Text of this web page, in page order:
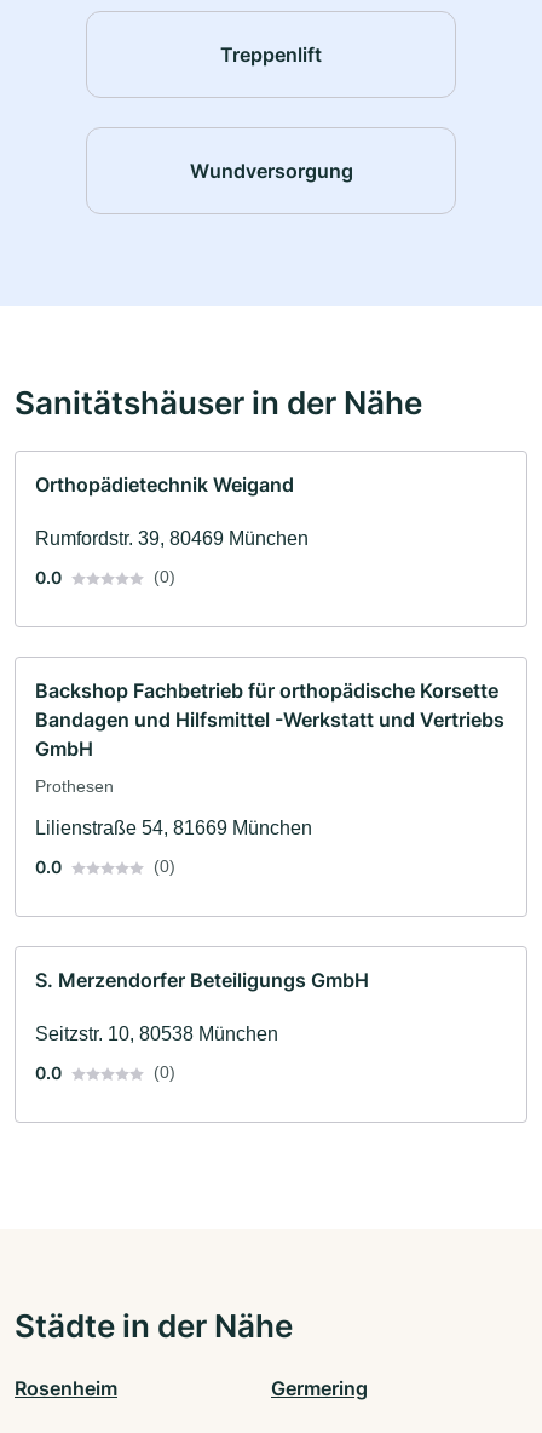
Treppenlift
Wundversorgung
Sanitätshäuser in der Nähe
Orthopädietechnik Weigand
Rumfordstr. 39, 80469 München
0.0
(0)
Backshop Fachbetrieb für orthopädische Korsette
Bandagen und Hilfsmittel -Werkstatt und Vertriebs
GmbH
Prothesen
Lilienstraße 54, 81669 München
0.0
(0)
S. Merzendorfer Beteiligungs GmbH
Seitzstr. 10, 80538 München
0.0
(0)
Städte in der Nähe
Rosenheim Germering